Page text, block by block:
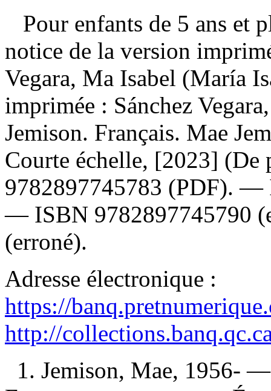
Pour enfants de 5 ans et
notice de la version
Vegara, Ma Isabel (María
imprimée : Sánchez
Jemison. Français. Mae
Courte échelle, [2023]
9782897745783 (PDF). —
— ISBN 9782897745790
(erroné).
Adresse électronique :
https://
http://
1. Jemison, Mae, 1956-